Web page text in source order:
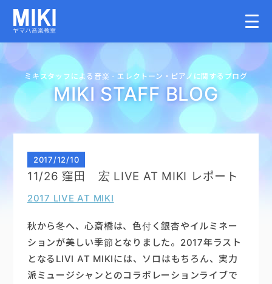
HOME
大人のコース
講師募集情報
イベント情報
ミキスタッフによる音楽・エレクトーン・ ピアノに関するブログ
MIKI STAFF BLOG
2017/12/10
11/26 窪田 宏 LIVE AT MIKI レポート
2017 LIVE AT MIKI
秋から冬へ、心斎橋は、色付く銀杏やイルミネー
ションが美しい季節となりました。2017年ラスト
となるLIVI AT MIKIには、ソロはもちろん、実力
派ミュージシャンとのコラボレーションライブで